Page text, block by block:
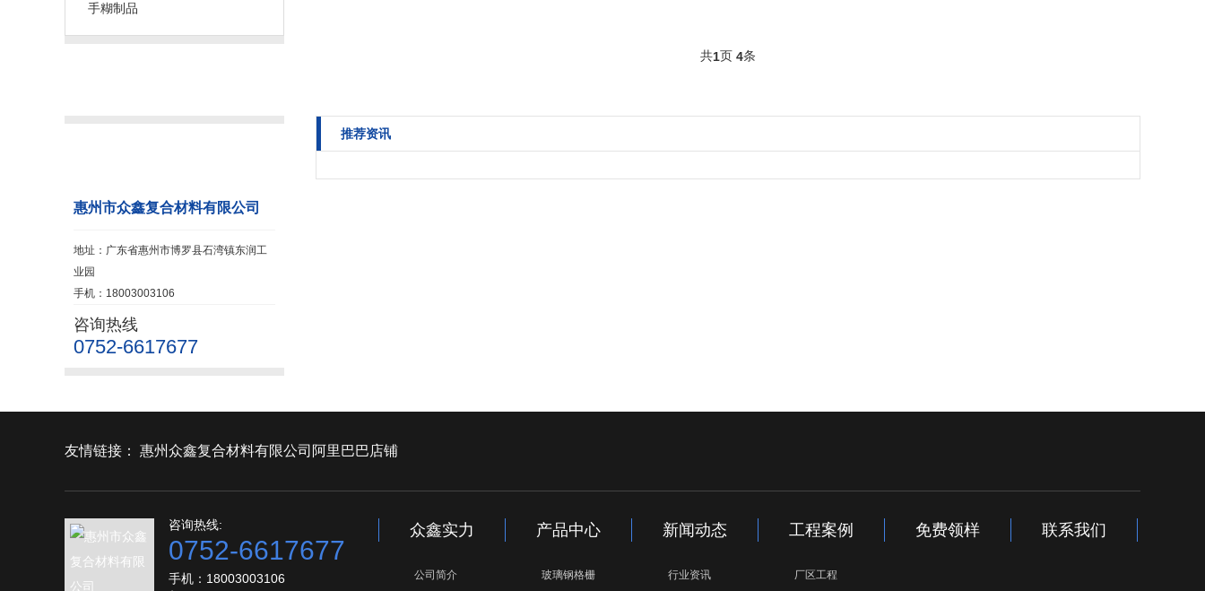
手糊制品
惠州市众鑫复合材料有限公司
地址：广东省惠州市博罗县石湾镇东润工
业园
手机：18003003106
咨询热线
0752-6617677
共1页 4条
推荐资讯
友情链接： 惠州众鑫复合材料有限公司阿里巴巴店铺
咨询热线:
0752-6617677
手机：18003003106
众鑫实力
公司简介
产品中心
玻璃钢格栅
新闻动态
行业资讯
工程案例
厂区工程
免费领样 联系我们